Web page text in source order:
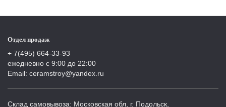
Отдел продаж
+ 7(495) 664-33-93
ежедневно с 9:00 до 22:00
Email: ceramstroy@yandex.ru
Склад самовывоза: Московская обл, г. Подольск,